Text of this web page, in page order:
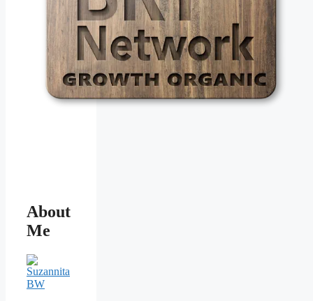
About
Me